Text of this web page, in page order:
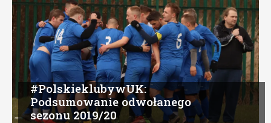
#PolskieklubywUK:
Podsumowanie odwołanego
sezonu 2019/20